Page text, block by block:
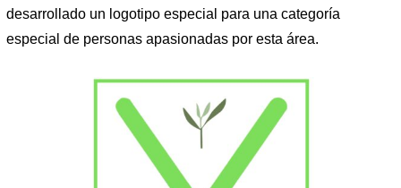
desarrollado un logotipo especial para una categoría
especial de personas apasionadas por esta área.